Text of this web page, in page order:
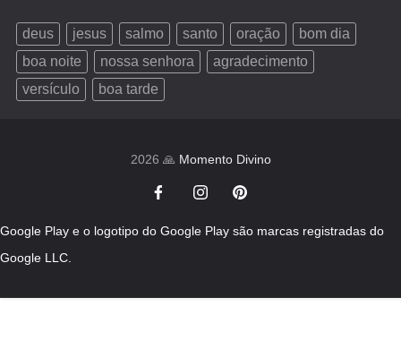
deus jesus salmo santo oração
bom dia
boa noite
nossa senhora
agradecimento
versículo
boa tarde
2026 🙏 Momento Divino
Google Play e o logotipo do Google Play são marcas registradas do
Google LLC.